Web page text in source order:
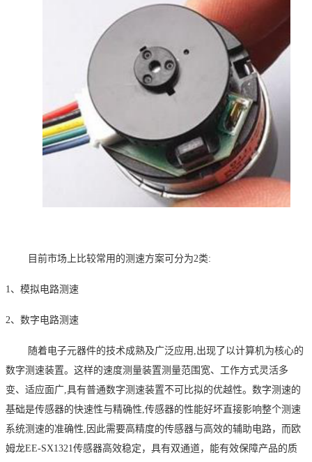
目前市场上比较常用的测速方案可分为2类:
1、 模拟电路测速
2、 数字电路测速
随着电子元器件的技术成熟及广泛应用 ,出现了以计算机为核心的
数字测速装置。这样的速度测量装置测量范围宽、工作方式灵活多
变、适应面广,具有普通数字测速装置不可比拟的优越性。数字测速的
基础是传感器的快速性与精确性,传感器的性能好坏直接影响整个测速
系统测速的准确性,因此需要高精度的传感器与高效的辅助电路，而欧
姆龙EE-SX1321传感器高效稳定，具有双通道，能有效保障产品的质